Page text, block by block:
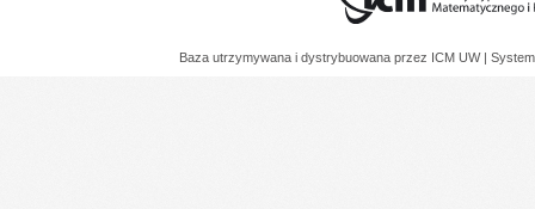
Baza utrzymywana i dystrybuowana przez ICM UW |